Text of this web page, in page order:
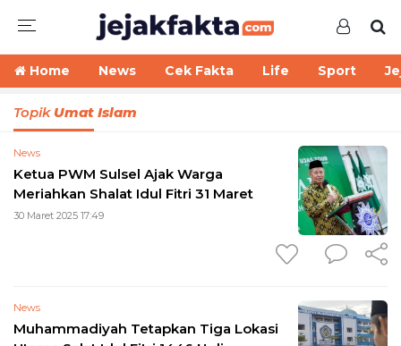
Home News Cek Fakta Life Sport
Topik Umat Islam
News
Ketua PWM Sulsel Ajak Warga
Meriahkan Shalat Idul Fitri 31 Maret
30 Maret 2025 17:49
News
Muhammadiyah Tetapkan Tiga Lokasi